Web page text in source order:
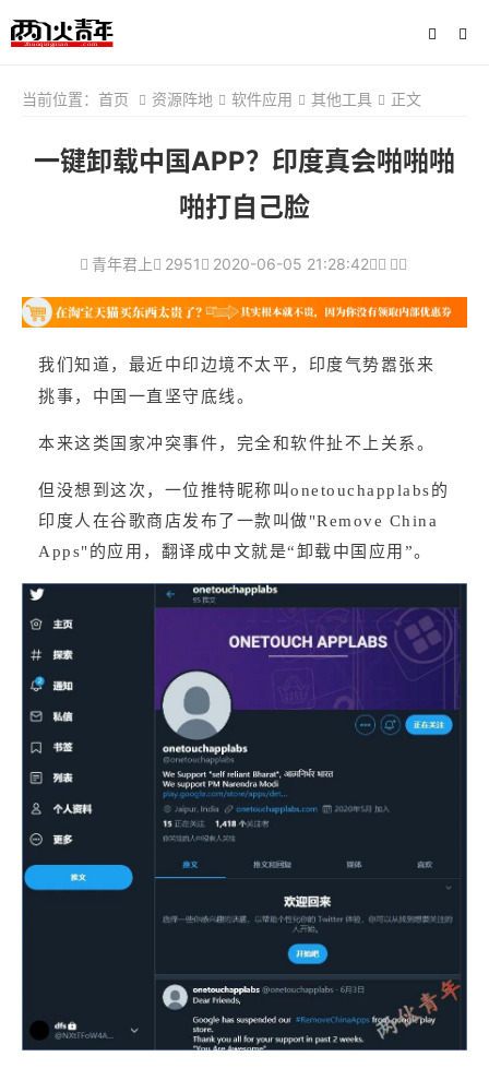
当前位置： 首页 资源阵地 软件应用 其他工具 正文
一键卸载中国APP？印度真会啪啪啪
啪打自己脸
青年君上 2951 2020-06-05 21:28:42
我们知道，最近中印边境不太平，印度气势嚣张来
挑事，中国一直坚守底线。
本来这类国家冲突事件，完全和软件扯不上关系。
但没想到这次，一位推特昵称叫onetouchapplabs的
印度人在谷歌商店发布了一款叫做"Remove China
Apps"的应用，翻译成中文就是“卸载中国应用”。